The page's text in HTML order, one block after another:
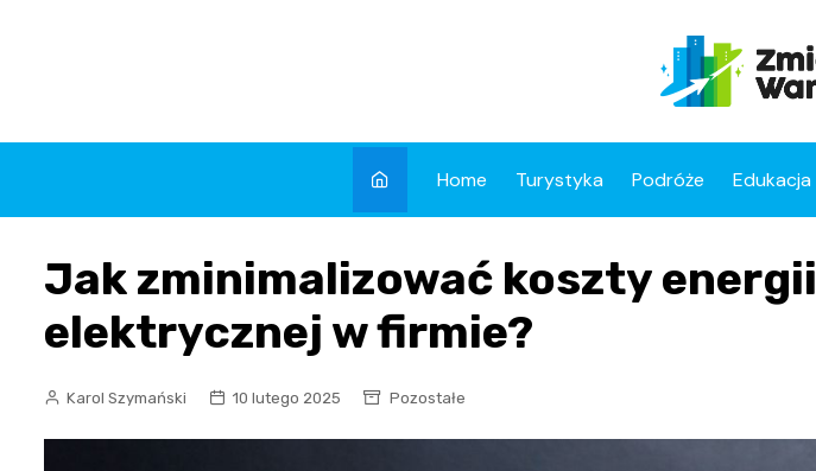
Home Turystyka Podróże Edukacja
Jak zminimalizować koszty energii
elektrycznej w firmie?
Karol Szymański 10 lutego 2025 Pozostałe